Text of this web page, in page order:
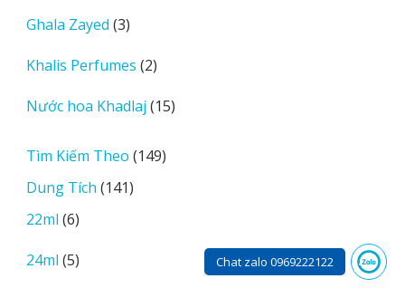
Ghala Zayed 33
phẩm
Khalis Perfumes 22
phẩm
Nước hoa Khadlaj 1515
Tìm Kiếm Theo 149149
Dung Tích 141141
22ml 66
phẩm
24ml 55
Chat zalo 0969222122